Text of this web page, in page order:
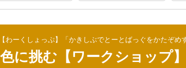
ーくしょっぷ】「かきしぶでとーとばっぐをかたぞめ
挑む【ワークショップ